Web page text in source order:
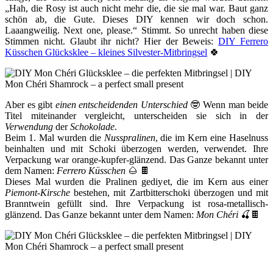
„Hah, die Rosy ist auch nicht mehr die, die sie mal war. Baut ganz
schön ab, die Gute. Dieses DIY kennen wir doch schon.
Laaangweilig. Next one, please.“ Stimmt. So unrecht haben diese
Stimmen nicht. Glaubt ihr nicht? Hier der Beweis:DIY Ferrero
Küsschen Glücksklee – kleines Silvester-Mitbringsel 🍀
Aber es gibt einen entscheidenden Unterschied🤓 Wenn man beide
Titel miteinander vergleicht, unterscheiden sie sich in der
Verwendung derSchokolade.
Beim 1. Mal wurden die Nusspralinen, die im Kern eine Haselnuss
beinhalten und mit Schoki überzogen werden, verwendet. Ihre
Verpackung war orange-kupfer-glänzend. Das Ganze bekannt unter
dem Namen: Ferrero Küsschen 🌰 🍫
Dieses Mal wurden die Pralinen gediyet, die im Kern aus einer
Piemont-Kirsche bestehen, mit Zartbitterschoki überzogen und mit
Branntwein gefüllt sind. Ihre Verpackung ist rosa-metallisch-
glänzend. Das Ganze bekannt unter dem Namen: Mon Chéri 🍒🍫